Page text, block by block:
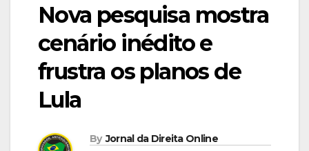
Nova pesquisa mostra
cenário inédito e
frustra os planos de
Lula
By Jornal da Direita Online